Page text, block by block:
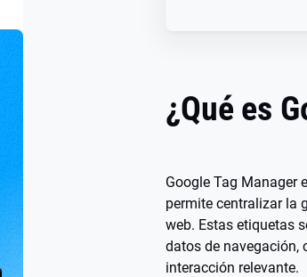
¿Qué es
Google Tag Manager
permite centralizar la
web. Estas etiquetas
datos de navegación,
interacción relevante.